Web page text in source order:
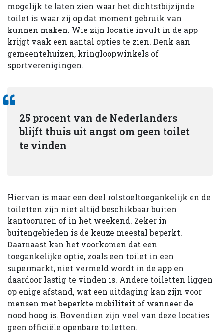
mogelijk te laten zien waar het dichtstbijzijnde
toilet is waar zij op dat moment gebruik van
kunnen maken. Wie zijn locatie invult in de app
krijgt vaak een aantal opties te zien. Denk aan
gemeentehuizen, kringloopwinkels of
sportverenigingen.
25 procent van de Nederlanders
blijft thuis uit angst om geen toilet
te vinden
Hiervan is maar een deel rolstoeltoegankelijk en de
toiletten zijn niet altijd beschikbaar buiten
kantooruren of in het weekend. Zeker in
buitengebieden is de keuze meestal beperkt.
Daarnaast kan het voorkomen dat een
toegankelijke optie, zoals een toilet in een
supermarkt, niet vermeld wordt in de app en
daardoor lastig te vinden is. Andere toiletten liggen
op enige afstand, wat een uitdaging kan zijn voor
mensen met beperkte mobiliteit of wanneer de
nood hoog is. Bovendien zijn veel van deze locaties
geen officiële openbare toiletten.